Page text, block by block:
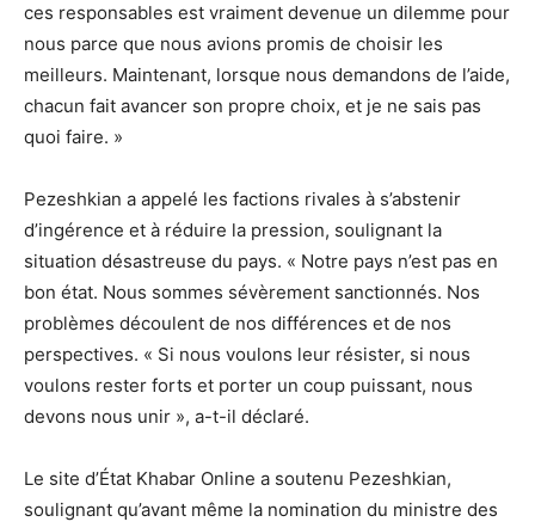
ces responsables est vraiment devenue un dilemme pour
nous parce que nous avions promis de choisir les
meilleurs. Maintenant, lorsque nous demandons de l’aide,
chacun fait avancer son propre choix, et je ne sais pas
quoi faire. »
Pezeshkian a appelé les factions rivales à s’abstenir
d’ingérence et à réduire la pression, soulignant la
situation désastreuse du pays. « Notre pays n’est pas en
bon état. Nous sommes sévèrement sanctionnés. Nos
problèmes découlent de nos différences et de nos
perspectives. « Si nous voulons leur résister, si nous
voulons rester forts et porter un coup puissant, nous
devons nous unir », a-t-il déclaré.
Le site d’État Khabar Online a soutenu Pezeshkian,
soulignant qu’avant même la nomination du ministre des